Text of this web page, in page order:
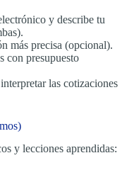
y describe tu
más precisa (opcional).
con presupuesto
las cotizaciones
y lecciones aprendidas: